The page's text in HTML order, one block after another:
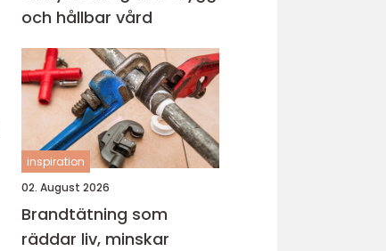
och hållbar vård
inspiration
02. August 2026
Brandtätning som
räddar liv, minskar